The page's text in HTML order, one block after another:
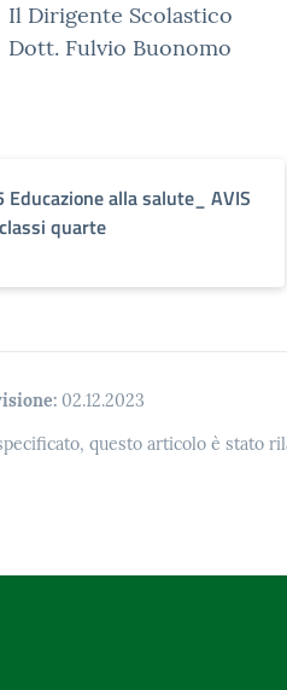
Il Dirigente Scolastico
Dott. Fulvio Buonomo
Educazione alla salute_ AVIS
quarte
02.12.2023
questo articolo è stato